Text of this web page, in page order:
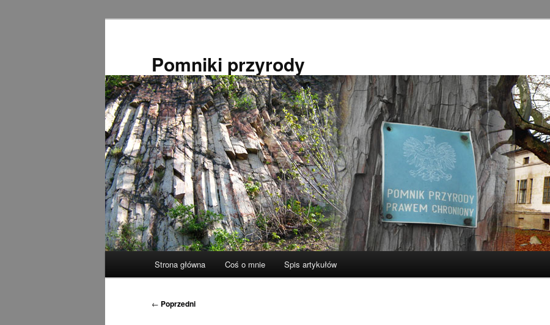
Pomniki przyrody
Strona główna Coś o mnie Spis artykułów
Nawigacja
← Poprzedni